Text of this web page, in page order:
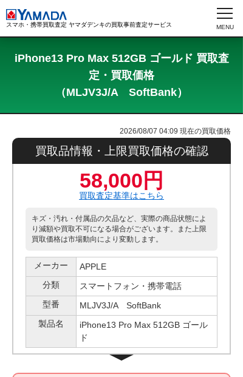
スマホ・携帯買取査定 ヤマダデンキの買取事前査定サービス
iPhone13 Pro Max 512GB ゴールド 買取査
定・買取価格
（MLJV3J/A SoftBank）
2026/08/07 04:09 現在の買取価格
買取品情報・上限買取価格の確認
58,000円
買取査定基準はこちら
キズ・汚れ・付属品の欠品など、実際の商品状態によ
り減額や買取不可になる場合がございます。また上限
買取価格は市場動向により変動します。
メーカー
APPLE
分類
スマートフォン・携帯電話
型番
MLJV3J/A SoftBank
製品名
iPhone13 Pro Max 512GB ゴール
ド